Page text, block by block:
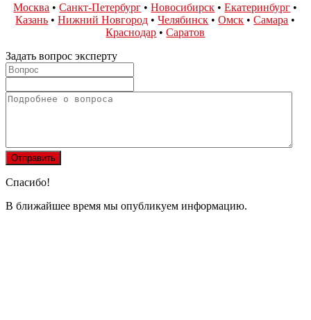
Москва •Санкт-Петербург •Новосибирск •Екатеринбург •
Казань •Нижний Новгород •Челябинск •Омск •Самара •
Краснодар •Саратов
Задать вопрос эксперту
Спасибо!
В ближайшее время мы опубликуем информацию.